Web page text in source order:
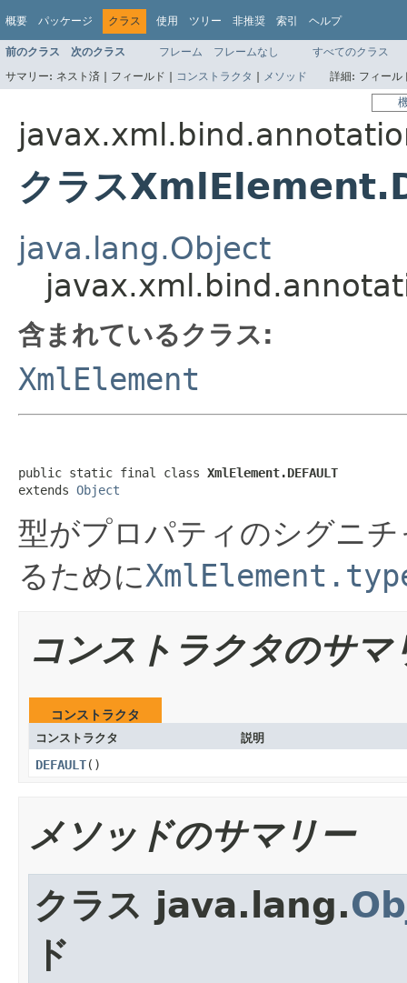
概要 パッケージ クラス 使用 ツリー 非推奨 索引 ヘルプ
前のクラス 次のクラス フレーム フレームなし
すべてのクラス
サマリー: ネスト済 | フィールド | コンストラクタ | メソッド 詳細: フィー
クラス
java.lang.Object
含まれているクラス:
XmlElement
public static final class XmlElement.DEFAULT
extends Object
型がプロパティのシグニ
るために
コンストラクタのサマ
コンストラクタ
コンストラクタ 説明
DEFAULT()
メソッドのサマリー
クラス java.lang.
ド